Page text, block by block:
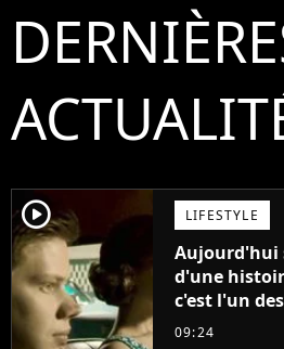
player2 LIFESTYLE
Aujourd'hui
d'une
c'est l'un
21ème siècle
09:24